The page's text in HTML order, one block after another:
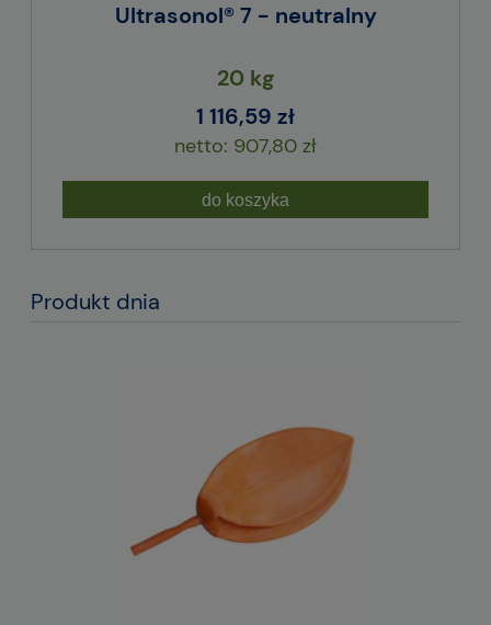
Ultrasonol® 7 - neutralny
20 kg
1 116,59 zł
907,80 zł
do koszyka
Produkt dnia